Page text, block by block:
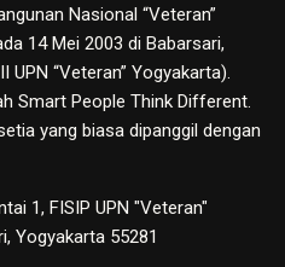
Nasional “Veteran”
14 Mei 2003 di Babarsari,
“Veteran” Yogyakarta).
Smart People Think Different.
yang biasa dipanggil dengan
1, FISIP UPN "Veteran"
Yogyakarta 55281